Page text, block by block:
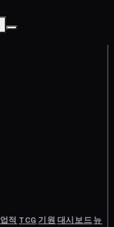
업적 TCG기원 대시보드뉴